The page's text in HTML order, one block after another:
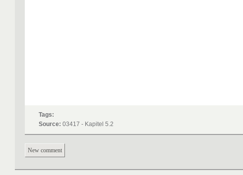
Tags:
Source: 03417 - Kapitel 5.2
New comment